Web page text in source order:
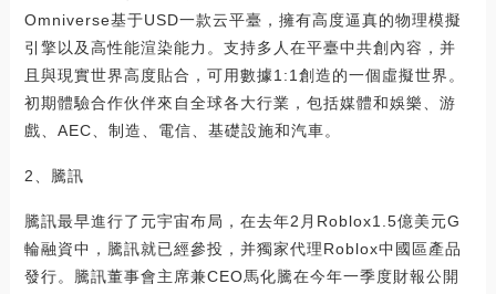
Omniverse基于USD一款云平臺，擁有高度逼真的物理模擬
引擎以及高性能渲染能力。支持多人在平臺中共創內容，并
且與現實世界高度貼合，可用數據1:1創造的一個虛擬世界。
初期體驗合作伙伴來自全球各大行業，包括媒體和娛樂、游
戲、AEC、制造、電信、基礎設施和汽車。
2、騰訊
騰訊最早進行了元宇宙布局，在去年2月Roblox1.5億美元G
輪融資中，騰訊就已經參投，并獨家代理Roblox中國區產品
發行。騰訊董事會主席兼CEO馬化騰在今年一季度財報公開